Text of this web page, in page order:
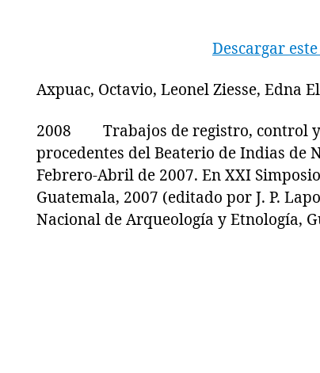
Descargar
Axpuac, Octavio, Leonel Ziesse, Edna
2008 Trabajos de registro, control y
procedentes del Beaterio de Indias de
Febrero-Abril de 2007. En XXI
Guatemala, 2007 (editado por J. P.
Nacional de Arqueología y Etnología,